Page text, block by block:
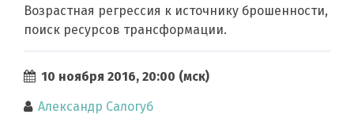
Возрастная регрессия к источнику брошенности,
поиск ресурсов трансформации.
10 ноября 2016, 20:00 (мск)
Александр Салогуб